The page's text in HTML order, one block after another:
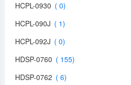
HCPL-0930
HCPL-090J
HCPL-092J
HDSP-0760
HDSP-0762